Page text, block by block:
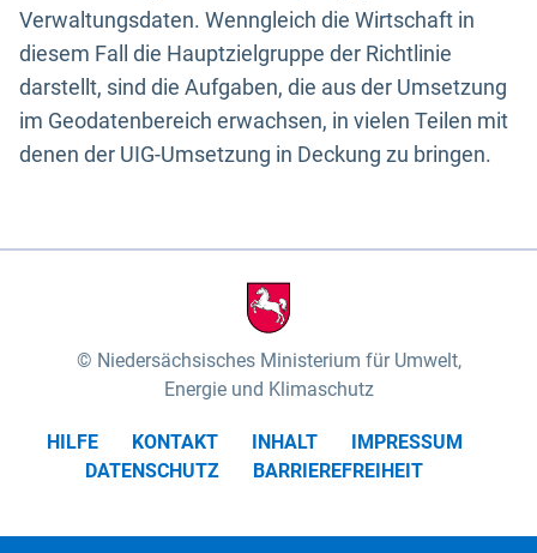
Verwaltungsdaten. Wenngleich die Wirtschaft in
diesem Fall die Hauptzielgruppe der Richtlinie
darstellt, sind die Aufgaben, die aus der Umsetzung
im Geodatenbereich erwachsen, in vielen Teilen mit
denen der UIG-Umsetzung in Deckung zu bringen.
Niedersächsisches Ministerium für Umwelt,
Energie und Klimaschutz
HILFE KONTAKT INHALT
IMPRESSUM
DATENSCHUTZ
BARRIEREFREIHEIT